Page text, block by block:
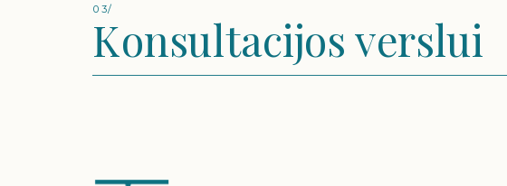
03/
Konsultacijos verslui